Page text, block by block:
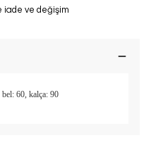
iade ve değişim
60, kalça: 90